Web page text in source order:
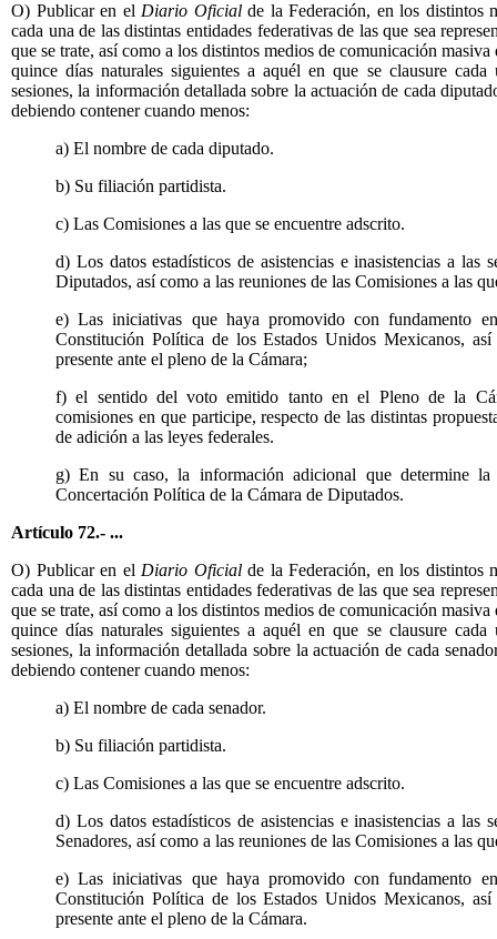
O) Publicar en el Diario Oficialde la Federación, en los distintos
cada una de las distintas entidades federativas de las que sea
que se trate, así como a los distintos medios de comunicación
quince días naturales siguientes a aquél en que se clausure
sesiones, la información detallada sobre la actuación de cada
debiendo contener cuando menos:
a) El nombre de cada diputado.
b) Su filiación partidista.
c) Las Comisiones a las que se encuentre adscrito.
d) Los datos estadísticos de asistencias e inasistencias a las
Diputados, así como a las reuniones de las Comisiones a las
e) Las iniciativas que haya promovido con fundamento
Constitución Política de los Estados Unidos Mexicanos,
presente ante el pleno de la Cámara;
f) el sentido del voto emitido tanto en el Pleno de la
comisiones en que participe, respecto de las distintas
de adición a las leyes federales.
g) En su caso, la información adicional que determine
Concertación Política de la Cámara de Diputados.
Artículo 72.- ...
O) Publicar en el Diario Oficialde la Federación, en los distintos
cada una de las distintas entidades federativas de las que sea
que se trate, así como a los distintos medios de comunicación
quince días naturales siguientes a aquél en que se clausure
sesiones, la información detallada sobre la actuación de cada
debiendo contener cuando menos:
a) El nombre de cada senador.
b) Su filiación partidista.
c) Las Comisiones a las que se encuentre adscrito.
d) Los datos estadísticos de asistencias e inasistencias a las
Senadores, así como a las reuniones de las Comisiones a las
e) Las iniciativas que haya promovido con fundamento
Constitución Política de los Estados Unidos Mexicanos,
presente ante el pleno de la Cámara.